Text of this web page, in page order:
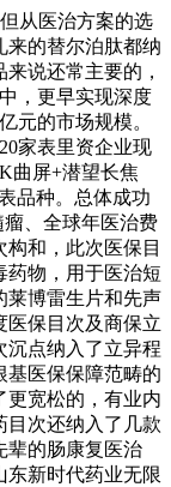
从医治方案的选
来的替尔泊肽都纳
说还常主要的，
，更早实现深度
元的市场规模。
家表里资企业现
曲屏+潜望长焦
品种。总体成功
、全球年医治费
和，此次医保目
药物，用于医治短
莱博雷生片和先声
医保目次及商保立
沉点纳入了立异程
基医保保障范畴的
更宽松的，有业内
目次还纳入了几款
辈的肠康复医治
东新时代药业无限